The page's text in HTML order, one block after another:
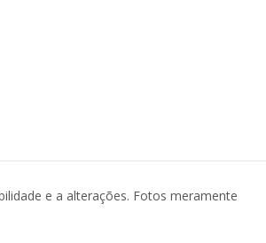
e a alterações. Fotos meramente